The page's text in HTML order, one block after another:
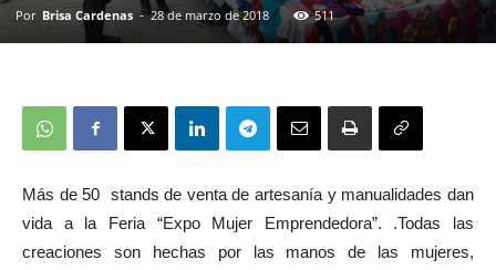
Por Brisa Cardenas - 28 de marzo de 2018 511
Más de 50 stands de venta de artesanía y manualidades dan
vida a la Feria “Expo Mujer Emprendedora”. .Todas las
creaciones son hechas por las manos de las mujeres,